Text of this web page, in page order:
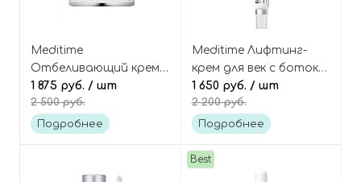
Meditime
Отбеливающий крем
против пигментации
и пост-акне, Melaban
Cream
1 875 руб. / шт
2 500 руб.
Подробнее
Meditime Лифтинг-
крем для век с ботокс-
пептидами и
Волюфилином,
Botalinum Double
Cream
1 650 руб. / шт
2 200 руб.
Подробнее
Best